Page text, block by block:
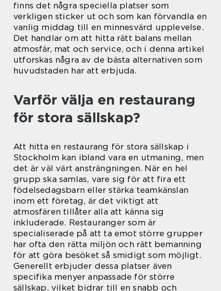
finns det några speciella platser som
verkligen sticker ut och som kan förvandla en
vanlig middag till en minnesvärd upplevelse.
Det handlar om att hitta rätt balans mellan
atmosfär, mat och service, och i denna artikel
utforskas några av de bästa alternativen som
huvudstaden har att erbjuda.
Varför välja en restaurang
för stora sällskap?
Att hitta en restaurang för stora sällskap i
Stockholm kan ibland vara en utmaning, men
det är väl värt ansträngningen. När en hel
grupp ska samlas, vare sig för att fira ett
födelsedagsbarn eller stärka teamkänslan
inom ett företag, är det viktigt att
atmosfären tillåter alla att känna sig
inkluderade. Restauranger som är
specialiserade på att ta emot större grupper
har ofta den rätta miljön och rätt bemanning
för att göra besöket så smidigt som möjligt.
Generellt erbjuder dessa platser även
specifika menyer anpassade för större
sällskap, vilket bidrar till en snabb och